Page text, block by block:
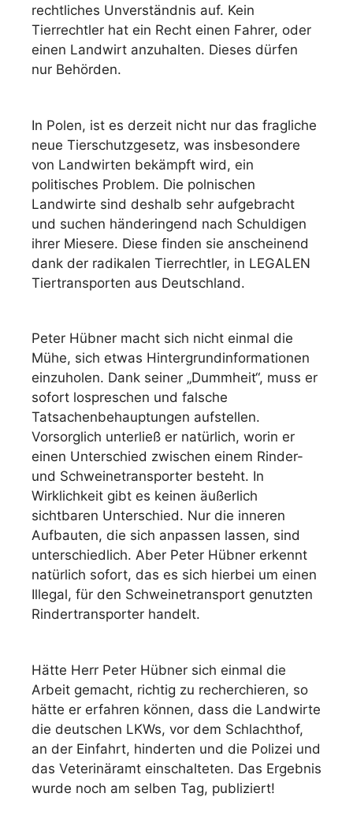
rechtliches Unverständnis auf. Kein
Tierrechtler hat ein Recht einen Fahrer, oder
einen Landwirt anzuhalten. Dieses dürfen
nur Behörden.
In Polen, ist es derzeit nicht nur das fragliche
neue Tierschutzgesetz, was insbesondere
von Landwirten bekämpft wird, ein
politisches Problem. Die polnischen
Landwirte sind deshalb sehr aufgebracht
und suchen händeringend nach Schuldigen
ihrer Miesere. Diese finden sie anscheinend
dank der radikalen Tierrechtler, in LEGALEN
Tiertransporten aus Deutschland.
Peter Hübner macht sich nicht einmal die
Mühe, sich etwas Hintergrundinformationen
einzuholen. Dank seiner „Dummheit“, muss er
sofort lospreschen und falsche
Tatsachenbehauptungen aufstellen.
Vorsorglich unterließ er natürlich, worin er
einen Unterschied zwischen einem Rinder-
und Schweinetransporter besteht. In
Wirklichkeit gibt es keinen äußerlich
sichtbaren Unterschied. Nur die inneren
Aufbauten, die sich anpassen lassen, sind
unterschiedlich. Aber Peter Hübner erkennt
natürlich sofort, das es sich hierbei um einen
Illegal, für den Schweinetransport genutzten
Rindertransporter handelt.
Hätte Herr Peter Hübner sich einmal die
Arbeit gemacht, richtig zu recherchieren, so
hätte er erfahren können, dass die Landwirte
die deutschen LKWs, vor dem Schlachthof,
an der Einfahrt, hinderten und die Polizei und
das Veterinäramt einschalteten. Das Ergebnis
wurde noch am selben Tag, publiziert!